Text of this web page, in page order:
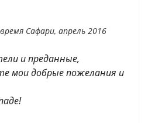
Сафари, апрель 2016
и преданные,
мои добрые пожелания и